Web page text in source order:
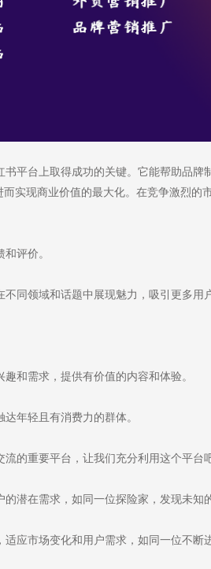
平台上取得成功的关键。它能帮助品牌
实现商业价值的最大化。在竞争激烈
评价。
同领域和话题中展现魅力，吸引更多用
和需求，提供有价值的内容和体验。
年轻且有消费力的群体。
的重要平台，让我们充分利用这个平台
潜在需求，如同一位探险家，发现未知
应市场变化和用户需求，如同一位不断